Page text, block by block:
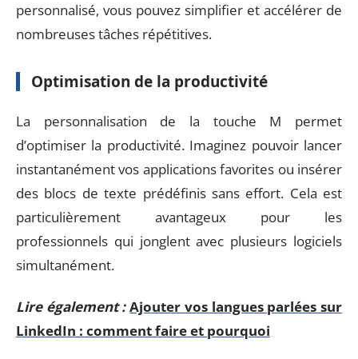
personnalisé, vous pouvez simplifier et accélérer de
nombreuses tâches répétitives.
Optimisation de la productivité
La personnalisation de la touche M permet
d’optimiser la productivité. Imaginez pouvoir lancer
instantanément vos applications favorites ou insérer
des blocs de texte prédéfinis sans effort. Cela est
particulièrement avantageux pour les
professionnels qui jonglent avec plusieurs logiciels
simultanément.
Lire également : Ajouter vos langues parlées sur
LinkedIn : comment faire et pourquoi